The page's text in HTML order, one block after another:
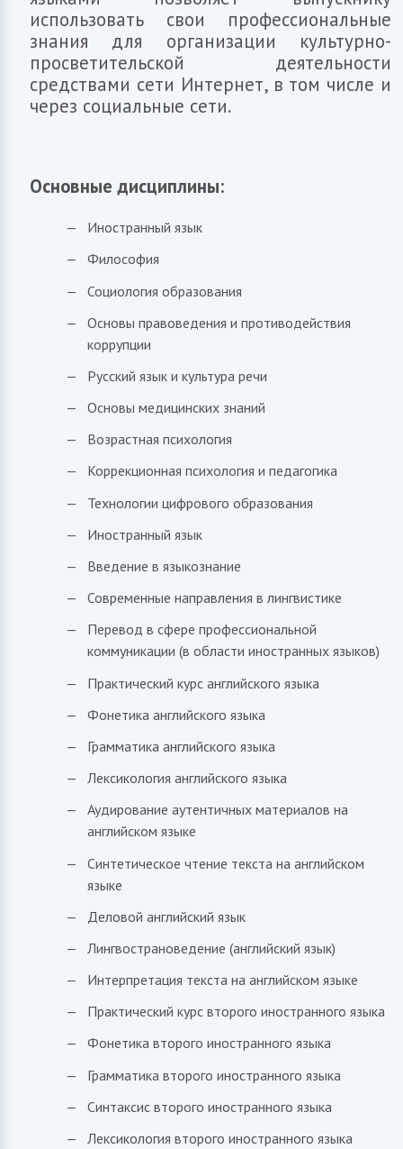
использовать свои профессиональные
знания для организации культурно-
просветительской деятельности
средствами сети Интернет, в том числе и
через социальные сети.
Основные дисциплины:
Иностранный язык
Философия
Социология образования
Основы правоведения и противодействия
коррупции
Русский язык и культура речи
Основы медицинских знаний
Возрастная психология
Коррекционная психология и педагогика
Технологии цифрового образования
Иностранный язык
Введение в языкознание
Современные направления в лингвистике
Перевод в сфере профессиональной
коммуникации (в области иностранных языков)
Практический курс английского языка
Фонетика английского языка
Грамматика английского языка
Лексикология английского языка
Аудирование аутентичных материалов на
английском языке
Синтетическое чтение текста на английском
языке
Деловой английский язык
Лингвострановедение (английский язык)
Интерпретация текста на английском языке
Практический курс второго иностранного языка
Фонетика второго иностранного языка
Грамматика второго иностранного языка
Синтаксис второго иностранного языка
Лексикология второго иностранного языка